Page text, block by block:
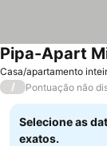
Casa/apartamento
/ Pontuação não
Selecione as
exatos.